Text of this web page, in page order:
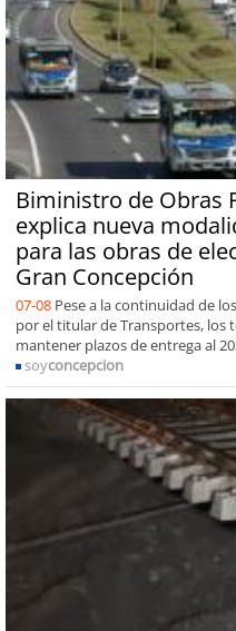
Biministro de Obras
explica nueva
para las obras de
Gran Concepción
07-08 Pese a la continuidad de
por el titular de Transportes, los
mantener plazos de entrega al
soyconcepcion